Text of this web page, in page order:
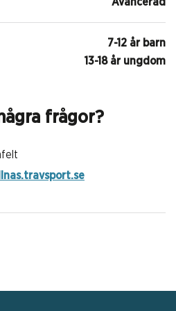
7-12 år barn
13-18 år ungdom
frågor?